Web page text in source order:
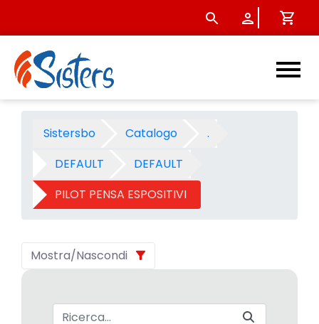
PILOT PENSA ESPOSITIVI
Sistersbo Catalogo
.
DEFAULT
DEFAULT
PILOT PENSA ESPOSITIVI
Mostra/Nascondi
Barra di ricerca